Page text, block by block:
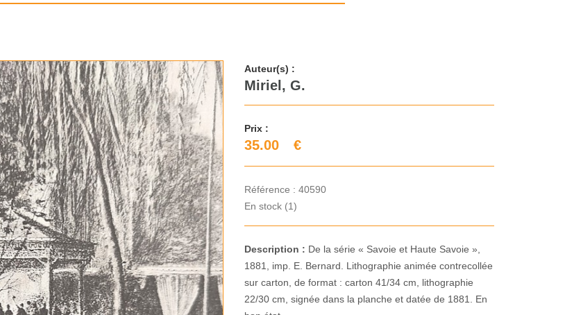
Auteur(s) :
Miriel, G.
Prix :
35.00 €
Référence : 40590
En stock (1)
Description : De la série « Savoie et Haute Savoie »,
1881, imp. E. Bernard. Lithographie animée contrecollée
sur carton, de format : carton 41/34 cm, lithographie
22/30 cm, signée dans la planche et datée de 1881. En